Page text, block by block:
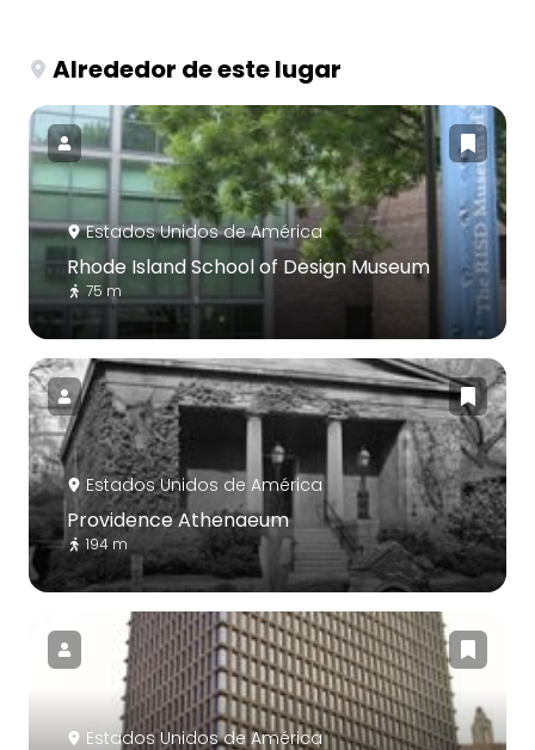
Alrededor de este lugar
Estados Unidos de América
Rhode Island School of Design Museum
75 m
Estados Unidos de América
Providence Athenaeum
194 m
Estados Unidos de América